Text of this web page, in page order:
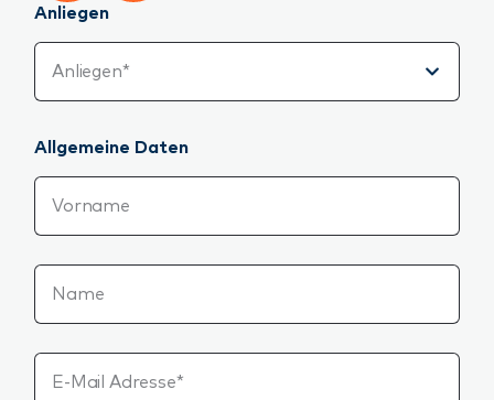
Anliegen
Anliegen*
Allgemeine Daten